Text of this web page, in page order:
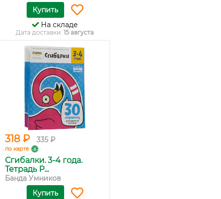
Купить
На складе
Дата доставки: 15 августа
318 ₽ 335 ₽
по карте
Сгибалки. 3-4 года.
Тетрадь Р...
Банда Умников
Купить